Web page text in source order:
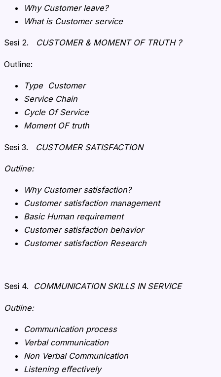
Why Customer leave?
What is Customer service
Sesi 2. CUSTOMER & MOMENT OF TRUTH ?
Outline:
Type Customer
Service Chain
Cycle Of Service
Moment OF truth
Sesi 3. CUSTOMER SATISFACTION
Outline:
Why Customer satisfaction?
Customer satisfaction management
Basic Human requirement
Customer satisfaction behavior
Customer satisfaction Research
Sesi 4. COMMUNICATION SKILLS IN SERVICE
Outline:
Communication process
Verbal communication
Non Verbal Communication
Listening effectively